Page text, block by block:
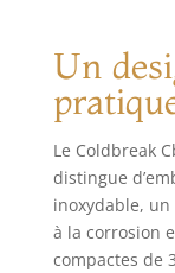
Un
Le Coldbreak
distingue
inoxydable,
à la corrosion
compactes de